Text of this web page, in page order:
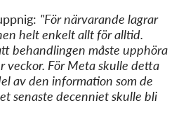
"För närvarande lagrar
helt enkelt allt för alltid.
behandlingen måste upphöra
veckor. För Meta skulle detta
av den information som de
senaste decenniet skulle bli